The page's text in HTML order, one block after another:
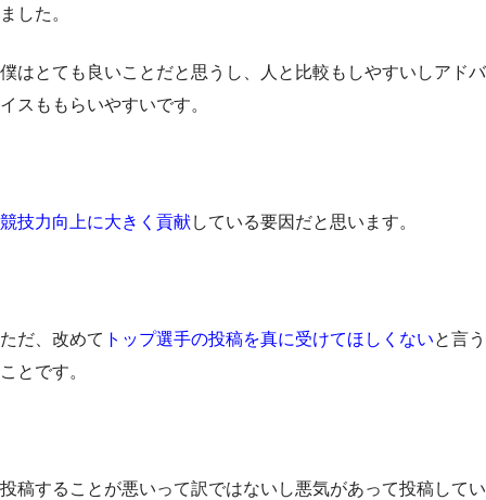
ました。
僕はとても良いことだと思うし、人と比較もしやすいしアドバ
イスももらいやすいです。
競技力向上に大きく貢献している要因だと思います。
ただ、改めて トップ選手の投稿を真に受けてほしくないと言う
ことです。
投稿することが悪いって訳ではないし悪気があって投稿してい